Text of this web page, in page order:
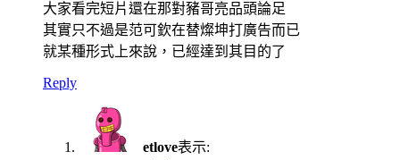
大家看完短片還在那對豬哥亮品頭論足
其實只不過是范可欽在替燦坤打廣告而已
就某種形式上來說，已經達到其目的了
Reply
etlove表示: